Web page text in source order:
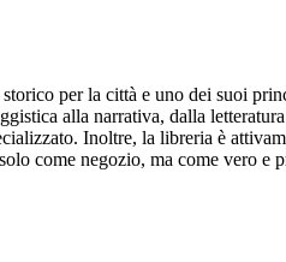
per la città e uno dei suoi
alla narrativa, dalla
Inoltre, la libreria è
come negozio, ma come vero